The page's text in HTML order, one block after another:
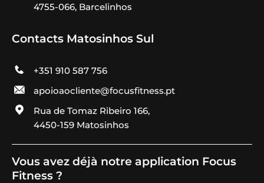
4755-066, Barcelinhos
Contacts Matosinhos Sul
+351 910 587 756
apoioaocliente@focusfitness.pt
Rua de Tomaz Ribeiro 166,
4450-159 Matosinhos
Vous avez déjà notre application Focus
Fitness ?